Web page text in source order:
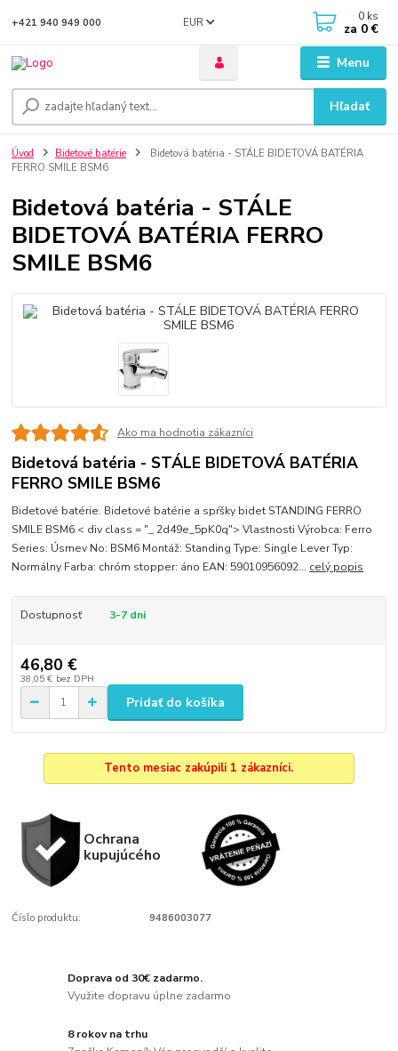
Menu
EUR
Hľadať
+421 940 949 000 0 ks
za 0 €
Úvod Bidetové batérie
Bidetová batéria - STÁLE BIDETOVÁ BATÉRIA
FERRO SMILE BSM6
Bidetová batéria - STÁLE
BIDETOVÁ BATÉRIA FERRO
SMILE BSM6
Ako ma hodnotia zákazníci
Bidetová batéria - STÁLE BIDETOVÁ BATÉRIA
FERRO SMILE BSM6
Bidetové batérie. Bidetové batérie a spŕšky bidet STANDING FERRO
SMILE BSM6 < div class = "_ 2d49e_5pK0q"> Vlastnosti Výrobca: Ferro
Series: Úsmev No: BSM6 Montáž: Standing Type: Single Lever Typ:
Normálny Farba: chróm stopper: áno EAN: 59010956092... celý popis
Dostupnosť 3-7 dni
46,80 €
38,05 € bez DPH
Pridať do košíka
Tento mesiac zakúpili 1 zákazníci.
Ochrana
kupujúcého
Číslo produktu: 9486003077
Doprava od 30€ zadarmo.
Využite dopravu úplne zadarmo
8 rokov na trhu